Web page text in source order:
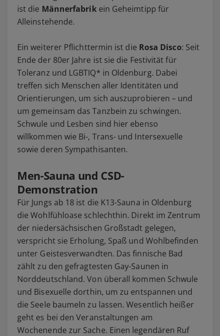
ist die Männerfabrikein Geheimtipp für
Alleinstehende.
Ein weiterer Pflichttermin ist die Rosa Disco: Seit
Ende der 80er Jahre ist sie die Festivität für
Toleranz und LGBTIQ* in Oldenburg. Dabei
treffen sich Menschen aller Identitäten und
Orientierungen, um sich auszuprobieren – und
um gemeinsam das Tanzbein zu schwingen.
Schwule und Lesben sind hier ebenso
willkommen wie Bi-, Trans- und Intersexuelle
sowie deren Sympathisanten.
Men-Sauna und CSD-
Demonstration
Für Jungs ab 18 ist die K13-Sauna in Oldenburg
die Wohlfühloase schlechthin. Direkt im Zentrum
der niedersächsischen Großstadt gelegen,
verspricht sie Erholung, Spaß und Wohlbefinden
unter Geistesverwandten. Das finnische Bad
zählt zu den gefragtesten Gay-Saunen in
Norddeutschland. Von überall kommen Schwule
und Bisexuelle dorthin, um zu entspannen und
die Seele baumeln zu lassen. Wesentlich heißer
geht es bei den Veranstaltungen am
Wochenende zur Sache. Einen legendären Ruf